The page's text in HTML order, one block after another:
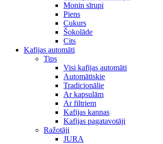
Monin sīrupi
Piens
Cukurs
Šokolāde
Cits
Kafijas automāti
Tips
Visi kafijas automāti
Automātiskie
Tradicionālie
Ar kapsulām
Ar filtriem
Kafijas kannas
Kafijas pagatavotāji
Ražotāji
JURA